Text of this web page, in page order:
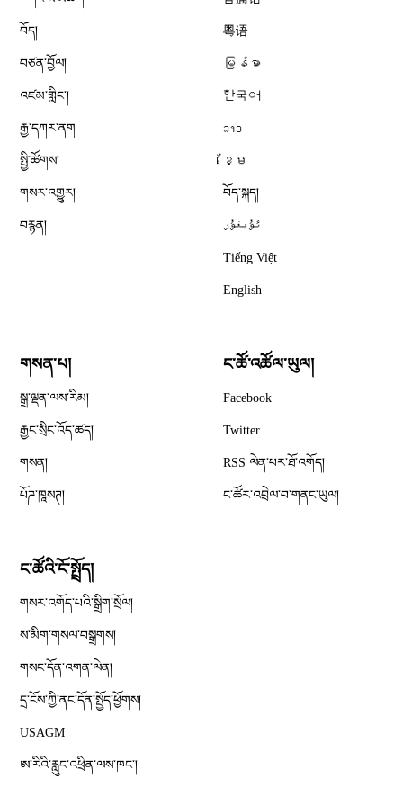
བོད།
བཙན་བྱོལ།
འཛམ་གླིང༌།
རྒྱ་དཀར་ནག
སྤྱི་ཚོགས།
གསར་འགྱུར།
བརྙན།
粤语
မြန်မာ
한국어
ລາວ
ខ្មែ
བོད་སྐད།
ئۇيغۇر
Tiếng Việt
English
གསན་པ།
སྒྲ་ལྡན་ལས་རིམ།
རྒྱང་སྲིང་འོད་ཚད།
གསན།
པོཌ་ཁཱསཊ།
ང་ཚོ་འཚོལ་ཡུལ།
Facebook
Twitter
RSS ལེན་པར་ཐོ་འགོད།
ང་ཚོར་འབྲེལ་བ་གནང་ཡུལ།
ང་ཚོའི་ངོ་སྤྲོད།
གསར་འགོད་པའི་སྒྲིག་སྲོལ།
ས་མིག་གསལ་བསྒྲགས།
གསང་དོན་འགན་ལེན།
དྲ་ངོས་ཀྱི་ནང་དོན་སྤྱོད་ཕྱོགས།
USAGM
ཨ་རིའི་རླུང་འཕྲིན་ལས་ཁང༌།